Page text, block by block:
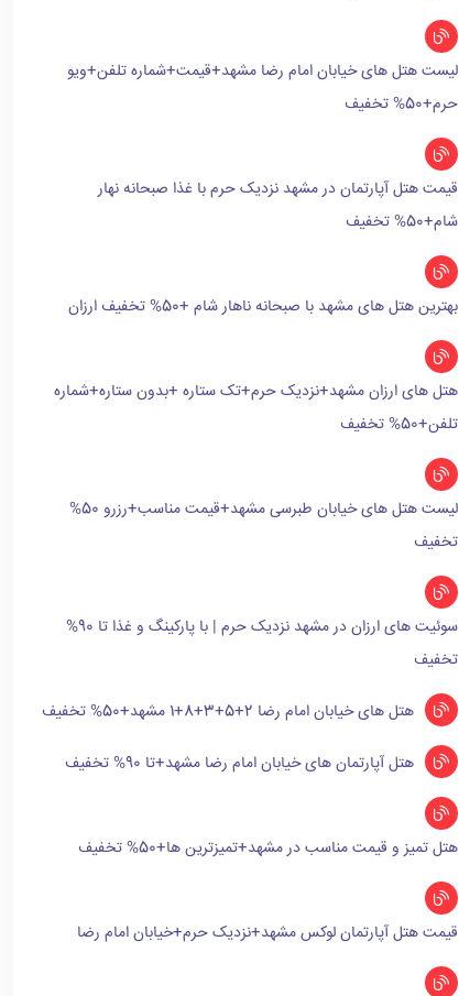
لیست هتل های خیابان امام رضا مشهد+قیمت+شماره تلفن+ویو
حرم+50% تخفیف
قیمت هتل آپارتمان در مشهد نزدیک حرم با غذا صبحانه نهار
شام+50% تخفیف
بهترین هتل های مشهد با صبحانه ناهار شام +50% تخفیف ارزان
هتل های ارزان مشهد+نزدیک حرم+تک ستاره +بدون ستاره+شماره
تلفن+50% تخفیف
لیست هتل های خیابان طبرسی مشهد+قیمت مناسب+رزرو 50%
تخفیف
سوئیت های ارزان در مشهد نزدیک حرم | با پارکینگ و غذا تا 90%
تخفیف
هتل های خیابان امام رضا 2+5+3+8+1 مشهد+50% تخفیف
هتل آپارتمان های خیابان امام رضا مشهد+تا 90% تخفیف
هتل تمیز و قیمت مناسب در مشهد+تمیزترین ها+50% تخفیف
قیمت هتل آپارتمان لوکس مشهد+نزدیک حرم+خیابان امام رضا